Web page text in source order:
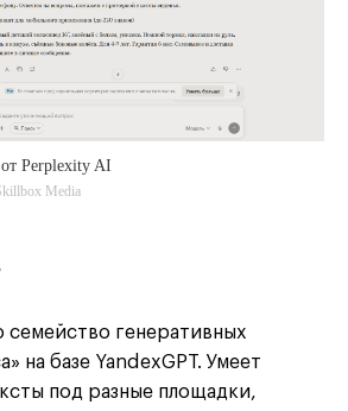
Perplexity AI
Media
семейство генеративных
на базе YandexGPT. Умеет
под разные площадки,
на почту!
бесплатных курсов: